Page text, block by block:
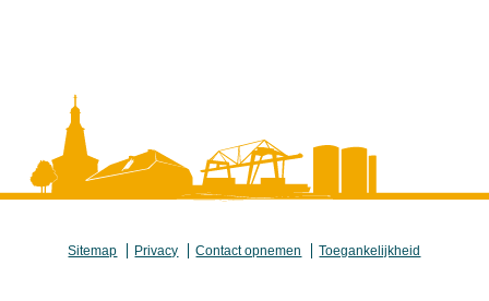
Sitemap Privacy Contact opnemen Toegankelijkheid